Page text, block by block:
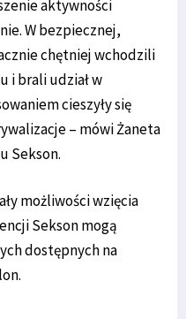
aktywności
W bezpiecznej,
chętniej wchodzili
i brali udział w
cieszyły się
– mówi Żaneta
Sekson.
możliwości wzięcia
Sekson mogą
dostępnych na